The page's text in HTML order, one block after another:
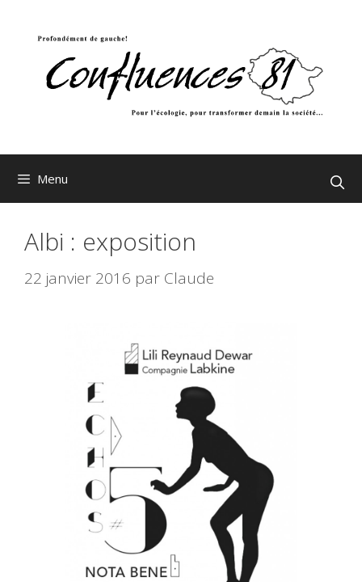
Menu
Albi : exposition
22 janvier 2016 par Claude